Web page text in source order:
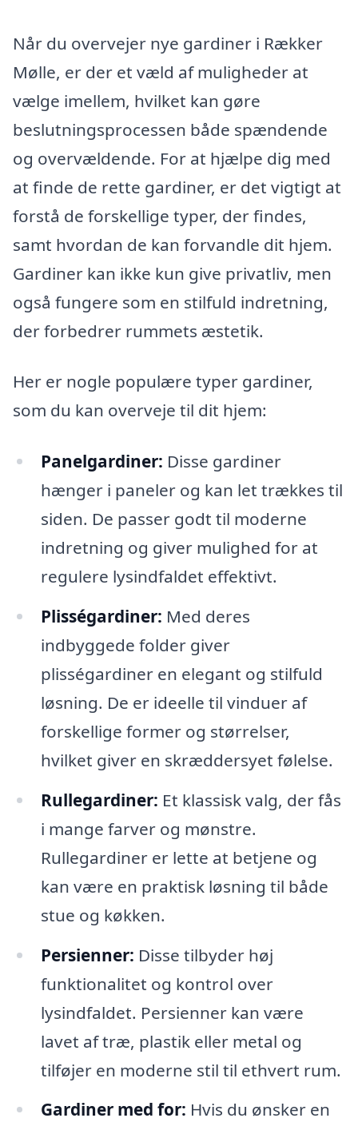
Når du overvejer nye gardiner i Rækker
Mølle, er der et væld af muligheder at
vælge imellem, hvilket kan gøre
beslutningsprocessen både spændende
og overvældende. For at hjælpe dig med
at finde de rette gardiner, er det vigtigt at
forstå de forskellige typer, der findes,
samt hvordan de kan forvandle dit hjem.
Gardiner kan ikke kun give privatliv, men
også fungere som en stilfuld indretning,
der forbedrer rummets æstetik.
Her er nogle populære typer gardiner,
som du kan overveje til dit hjem:
Panelgardiner: Disse gardiner
hænger i paneler og kan let trækkes til
siden. De passer godt til moderne
indretning og giver mulighed for at
regulere lysindfaldet effektivt.
Plisségardiner: Med deres
indbyggede folder giver
plisségardiner en elegant og stilfuld
løsning. De er ideelle til vinduer af
forskellige former og størrelser,
hvilket giver en skræddersyet følelse.
Rullegardiner: Et klassisk valg, der fås
i mange farver og mønstre.
Rullegardiner er lette at betjene og
kan være en praktisk løsning til både
stue og køkken.
Persienner: Disse tilbyder høj
funktionalitet og kontrol over
lysindfaldet. Persienner kan være
lavet af træ, plastik eller metal og
tilføjer en moderne stil til ethvert rum.
Gardiner med for: Hvis du ønsker en